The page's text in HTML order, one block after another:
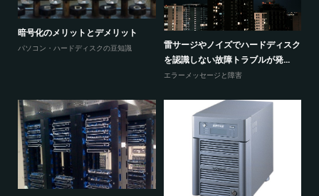
暗号化のメリットとデメリット
パソコン・ハードディスクの豆知識
雷サージやノイズでハードディスク
を認識しない故障トラブルが発...
エラーメッセージと障害